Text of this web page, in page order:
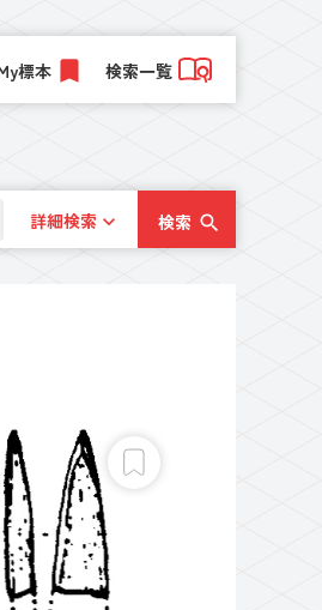
標本 検索一覧
詳細検索 検索